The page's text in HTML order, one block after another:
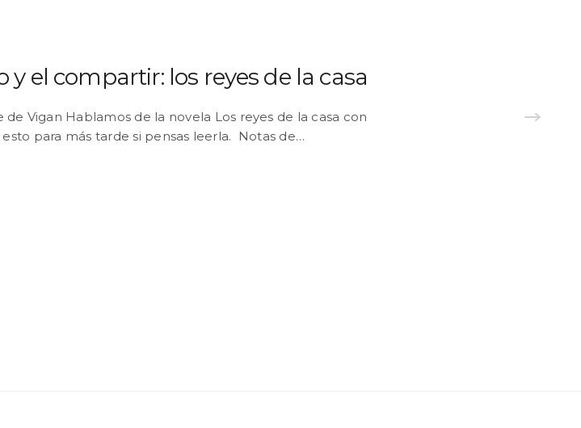
y el compartir: los reyes de la casa
Vigan Hablamos de la novela Los reyes de la casa con
para más tarde si pensas leerla. Notas de…